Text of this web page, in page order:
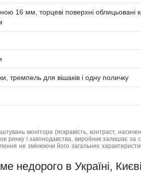
16 мм, торцеві поверхні облицьовані
тремпель для вішаків і одну поличку
монітора (яскравість, контраст,
ринку і законодавства, виробник залишає за
не змінюючи його загальних
недорого в Україні,